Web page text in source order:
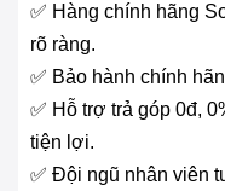
✅ Hàng chính hãng
rõ ràng.
✅ Bảo hành chính
✅ Hỗ trợ trả góp 0đ,
tiện lợi.
✅ Đội ngũ nhân viên